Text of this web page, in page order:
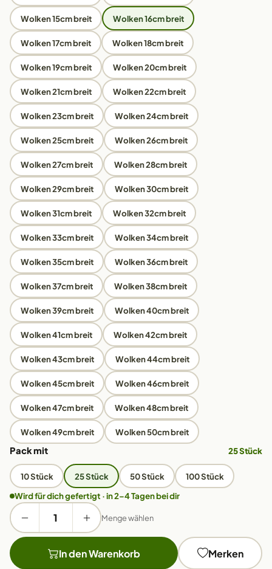
Wolken 15cm breit Wolken 16cm breit
Wolken 17cm breit Wolken 18cm breit
Wolken 19cm breit Wolken 20cm breit
Wolken 21cm breit Wolken 22cm breit
Wolken 23cm breit Wolken 24cm breit
Wolken 25cm breit Wolken 26cm breit
Wolken 27cm breit Wolken 28cm breit
Wolken 29cm breit Wolken 30cm breit
Wolken 31cm breit Wolken 32cm breit
Wolken 33cm breit Wolken 34cm breit
Wolken 35cm breit Wolken 36cm breit
Wolken 37cm breit Wolken 38cm breit
Wolken 39cm breit Wolken 40cm breit
Wolken 41cm breit Wolken 42cm breit
Wolken 43cm breit Wolken 44cm breit
Wolken 45cm breit Wolken 46cm breit
Wolken 47cm breit Wolken 48cm breit
Wolken 49cm breit Wolken 50cm breit
Pack mit 25 Stück
10 Stück 25 Stück 50 Stück
100 Stück
Wird für dich gefertigt · in 2–4 Tagen bei dir
Menge wählen
In den Warenkorb Merken